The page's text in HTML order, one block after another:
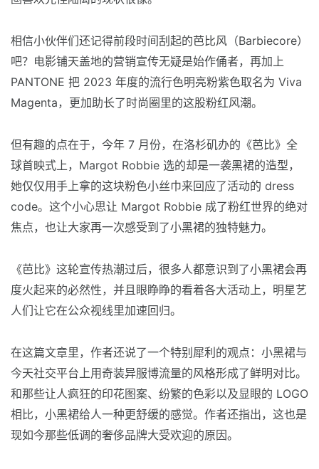
相信小伙伴们还记得前段时间刮起的芭比风（Barbiecore）
吧？电影铺天盖地的营销宣传无疑是始作俑者，再加上
PANTONE 把 2023 年度的流行色明亮粉紫色取名为 Viva
Magenta，更加助长了时尚圈里的这股粉红风潮。
但有趣的点在于，今年 7 月份，在洛杉矶办的《芭比》全
球首映式上，Margot Robbie 选的却是一袭黑裙的造型，
她仅仅用手上拿的这块粉色小丝巾来回应了活动的 dress
code。这个小心思让 Margot Robbie 成了粉红世界的绝对
焦点，也让大家再一次感受到了小黑裙的独特魅力。
《芭比》这轮宣传热潮过后，很多人都意识到了小黑裙会再
度火起来的必然性，并且眼睁睁的看着各大活动上，明星艺
人们让它在公众视线里加速回归。
在这篇文章里，作者还说了一个特别犀利的观点：小黑裙与
今天社交平台上用奇装异服博流量的风格形成了鲜明对比。
和那些让人疯狂的印花图案、纷繁的色彩以及显眼的 LOGO
相比，小黑裙给人一种更舒缓的感觉。作者还指出，这也是
现如今那些低调的奢侈品牌大受欢迎的原因。